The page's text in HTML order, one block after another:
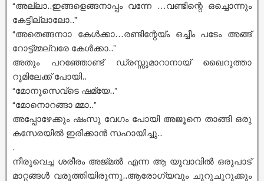
“അല്ലാ..ഇങ്ങളെങ്ങനാപ്പം വന്നേ …വണ്ടിന്റെ ഒച്ചൊന്നും
കേട്ടില്ലാലോ..”
“അതെങ്ങനാാ കേൾക്കാ…രണ്ടിന്റേയ്ം ഒച്ചീം പടേം അങ്ങ്
റോട്ട്മ്മല്‌വരേ കേൾക്കാ..”
അതും പറഞ്ഞോണ്ട് ഡ്രസ്സുമാറാനായ് ഖൈറുത്താ
റൂമിലേക്ക് പോയി..
“മോനൂസെവ്ടെ ഷമ്യേ..”
“മോനൊറങ്ങാ മ്മാ..”
അപ്പോഴേക്കും ഷംസു വേഗം പോയി അജൂനെ താങ്ങി ഒരു
കസേരയിൽ ഇരിക്കാൻ സഹായിച്ചു..
.
നീരുവെച്ച ശരീരം അജ്മൽ എന്ന ആ യുവാവിൽ ഒരുപാട്
മാറ്റങ്ങൾ വരുത്തിയിരുന്നു..ആരോഗ്യവും ചുറുചുറുക്കും